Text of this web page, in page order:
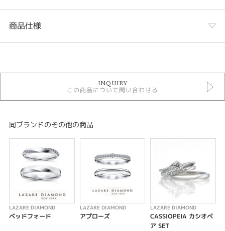
商品仕様
LAZARE DIAMOND 結婚指輪
結婚指輪キュート
オーダーメイド ＞ 結婚指輪
レディース
メンズ
紹介文
LAZARE DIAMOND LD442PR LD443PRD MILKY WAY ミルキーウェイ
指なじみの良い流線型で星空の光でも十分に輝くマリッジリングとなってお
INQUIRY
この商品について問い合わせる
同ブランドのその他の商品
LAZARE DIAMOND
ベッドフォード
LAZARE DIAMOND
アプローズ
LAZARE DIAMOND
CASSIOPEIA カシオペ
ア SET